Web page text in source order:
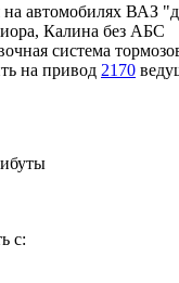
на автомобилях ВАЗ
Калина без АБС
система
на привод 2170
с: